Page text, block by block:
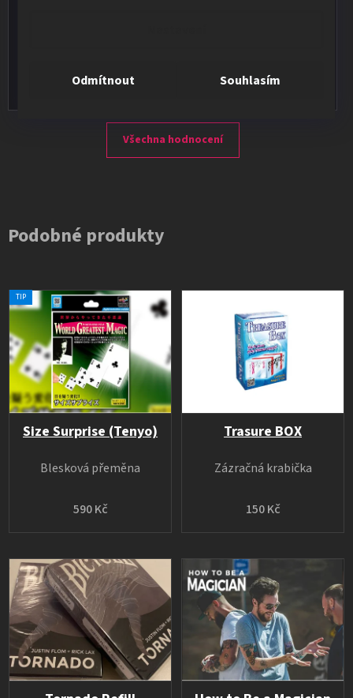
Odmítnout Souhlasím
Všechna hodnocení
Podobné produkty
TIP
Size Surprise (Tenyo)
590 Kč
Blesková přeměna
Trasure BOX
150 Kč
Zázračná krabička